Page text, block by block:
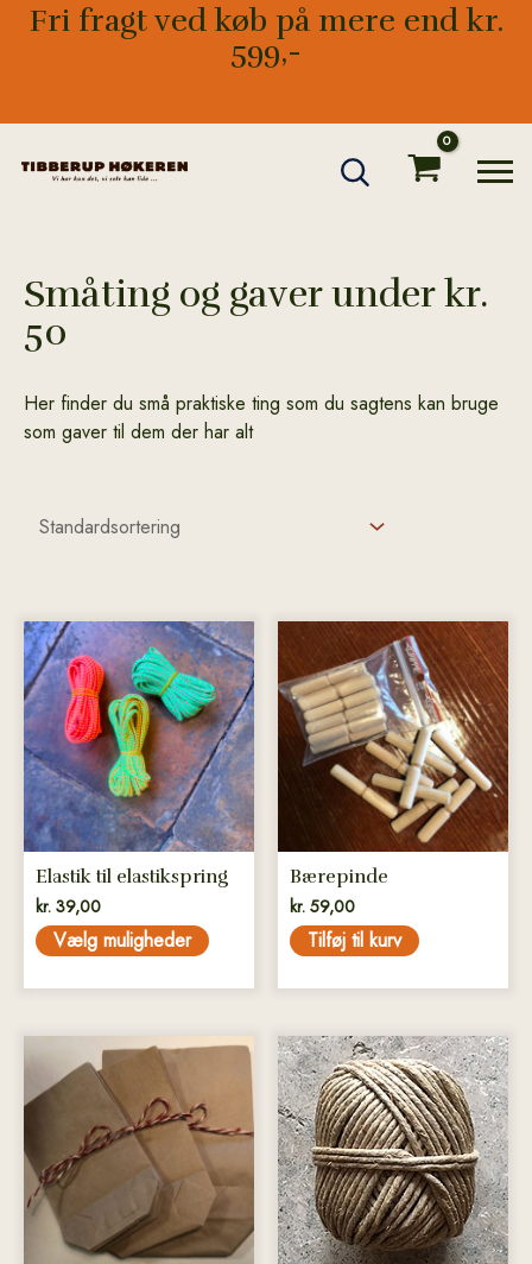
Fri fragt ved køb på mere end kr.
599,-
Småting og gaver under kr.
50
Her finder du små praktiske ting som du sagtens kan bruge
som gaver til dem der har alt
Elastik til elastikspring
kr. 39,00
Vælg muligheder
Dette
vare
har
flere
varianter.
Mulighederne
kan
vælges
på
varesiden
Bærepinde
kr. 59,00
Tilføj til kurv
vare
har
varianter.
Mulighederne
kan
vælges